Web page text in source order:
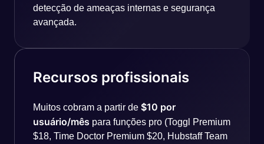
detecção de ameaças internas e segurança
avançada.
Recursos profissionais
Muitos cobram a partir de $10 por
usuário/mês para funções pro (Toggl Premium
$18, Time Doctor Premium $20, Hubstaff Team